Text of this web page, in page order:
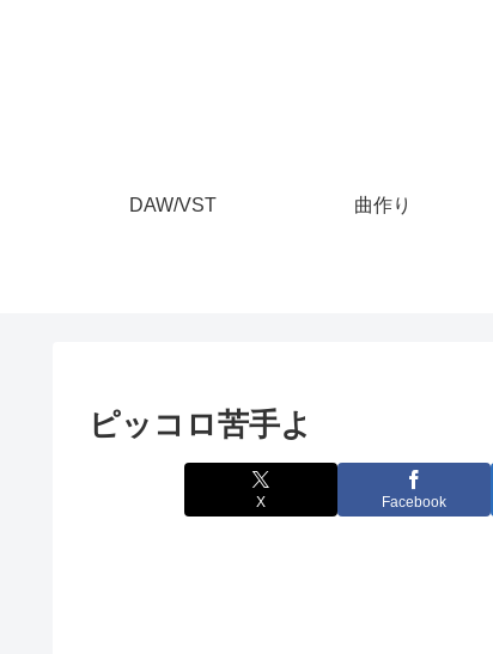
DAW/VST 曲作り
ピッコロ苦手よ
X Facebook